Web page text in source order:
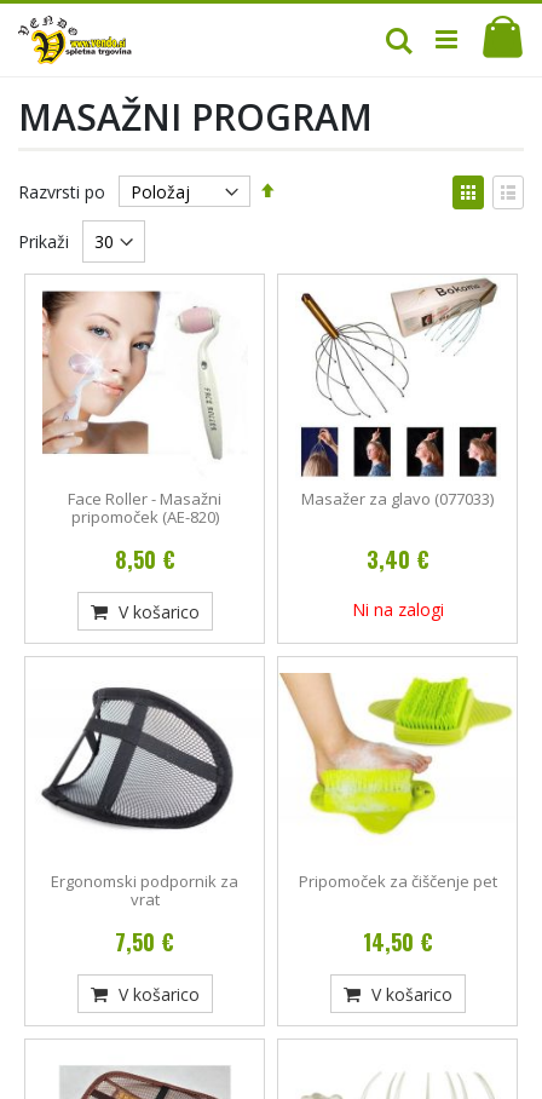
Iskanje
MASAŽNI PROGRAM
Razvrsti po
Nastavi
kot
Prikaži
Face Roller - Masažni
pripomoček (AE-820)
8,50 €
V košarico
Masažer za glavo (077033)
3,40 €
Ni na zalogi
Ergonomski podpornik za
vrat
7,50 €
V košarico
Pripomoček za čiščenje pet
14,50 €
V košarico